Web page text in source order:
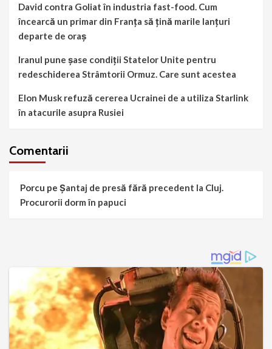
David contra Goliat în industria fast-food. Cum
încearcă un primar din Franța să țină marile lanțuri
departe de oraș
Iranul pune șase condiții Statelor Unite pentru
redeschiderea Strâmtorii Ormuz. Care sunt acestea
Elon Musk refuză cererea Ucrainei de a utiliza Starlink
în atacurile asupra Rusiei
Comentarii
Porcu pe Șantaj de presă fără precedent la Cluj.
Procurorii dorm în papuci